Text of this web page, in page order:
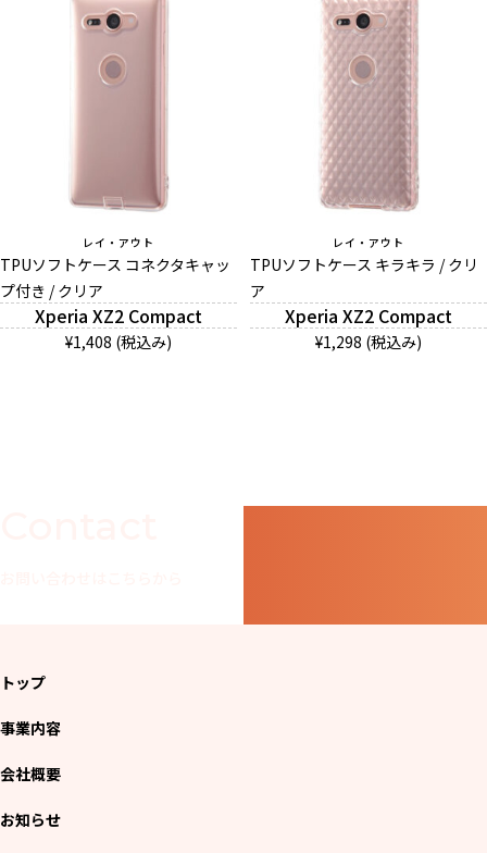
レイ・アウト
TPUソフトケース コネクタキャッ
プ付き / クリア
Xperia XZ2 Compact
¥1,408 (税込み)
レイ・アウト
TPUソフトケース キラキラ / クリ
ア
Xperia XZ2 Compact
¥1,298 (税込み)
トップ
事業内容
会社概要
お知らせ